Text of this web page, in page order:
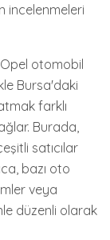
incelenmeleri
otomobil
Bursa'daki
farklı
Burada,
satıcılar
bazı oto
veya
düzenli olarak